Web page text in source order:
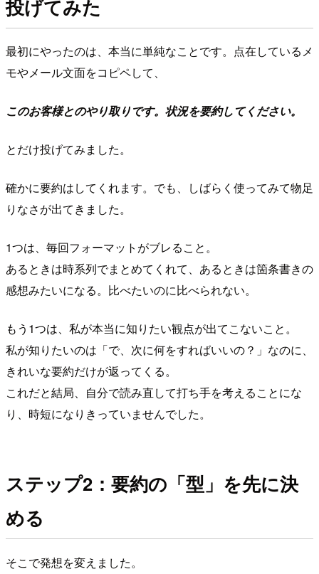
投げてみた
最初にやったのは、本当に単純なことです。点在しているメ
モやメール文面をコピペして、
このお客様とのやり取りです。状況を要約してください。
とだけ投げてみました。
確かに要約はしてくれます。でも、しばらく使ってみて物足
りなさが出てきました。
1つは、毎回フォーマットがブレること。
あるときは時系列でまとめてくれて、あるときは箇条書きの
感想みたいになる。比べたいのに比べられない。
もう1つは、私が本当に知りたい観点が出てこないこと。
私が知りたいのは「で、次に何をすればいいの？」なのに、
きれいな要約だけが返ってくる。
これだと結局、自分で読み直して打ち手を考えることにな
り、時短になりきっていませんでした。
ステップ2：要約の「型」を先に決
める
そこで発想を変えました。